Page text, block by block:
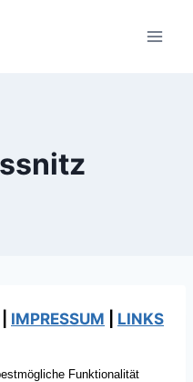
IMPRESSUM LINKS
Funktionalität